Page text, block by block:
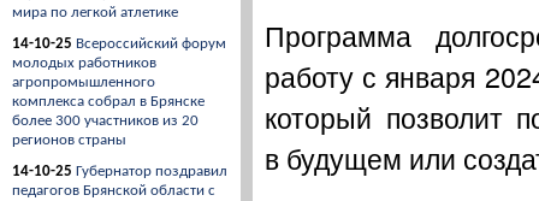
мира по легкой атлетике
14-10-25 Всероссийский форум
молодых работников
агропромышленного
комплекса собрал в Брянске
более 300 участников из 20
регионов страны
14-10-25 Губернатор поздравил
педагогов Брянской области с
Программа
работу с января
который позволит
в будущем или